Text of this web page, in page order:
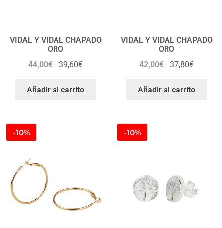
VIDAL Y VIDAL CHAPADO
ORO
44,00€ 39,60€
Añadir al carrito
VIDAL Y VIDAL CHAPADO
ORO
42,00€ 37,80€
Añadir al carrito
-10% -10%